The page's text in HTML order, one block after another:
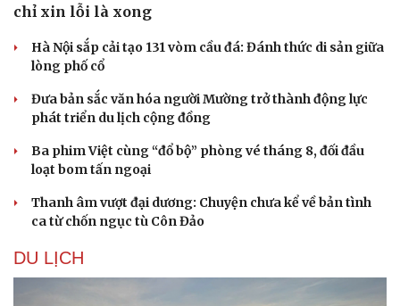
chỉ xin lỗi là xong
Hà Nội sắp cải tạo 131 vòm cầu đá: Đánh thức di sản giữa
lòng phố cổ
Đưa bản sắc văn hóa người Mường trở thành động lực
phát triển du lịch cộng đồng
Ba phim Việt cùng “đổ bộ” phòng vé tháng 8, đối đầu
loạt bom tấn ngoại
Thanh âm vượt đại dương: Chuyện chưa kể về bản tình
ca từ chốn ngục tù Côn Đảo
DU LỊCH